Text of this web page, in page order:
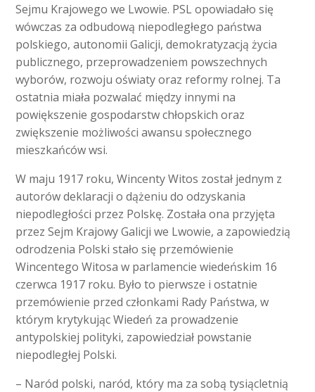
Sejmu Krajowego we Lwowie. PSL opowiadało się
wówczas za odbudową niepodległego państwa
polskiego, autonomii Galicji, demokratyzacją życia
publicznego, przeprowadzeniem powszechnych
wyborów, rozwoju oświaty oraz reformy rolnej. Ta
ostatnia miała pozwalać między innymi na
powiększenie gospodarstw chłopskich oraz
zwiększenie możliwości awansu społecznego
mieszkańców wsi.
W maju 1917 roku, Wincenty Witos został jednym z
autorów deklaracji o dążeniu do odzyskania
niepodległości przez Polskę. Została ona przyjęta
przez Sejm Krajowy Galicji we Lwowie, a zapowiedzią
odrodzenia Polski stało się przemówienie
Wincentego Witosa w parlamencie wiedeńskim 16
czerwca 1917 roku. Było to pierwsze i ostatnie
przemówienie przed członkami Rady Państwa, w
którym krytykując Wiedeń za prowadzenie
antypolskiej polityki, zapowiedział powstanie
niepodległej Polski.
– Naród polski, naród, który ma za sobą tysiącletnią